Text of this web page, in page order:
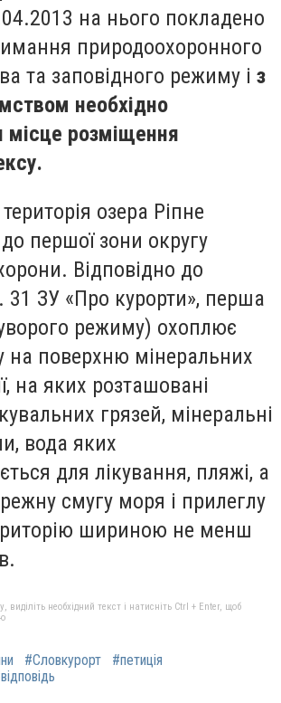
на нього покладено
природоохоронного
та заповідного режиму і з
необхідно
місце розміщення
озера Ріпне
першої зони округу
Відповідно до
31 ЗУ «Про курорти», перша
режиму) охоплює
на поверхню мінеральних
на яких розташовані
грязей, мінеральні
вода яких
для лікування, пляжі, а
смугу моря і прилеглу
шириною не менш
необхідний текст і натисніть Ctrl + Enter, щоб
#Словкурорт
#петиція